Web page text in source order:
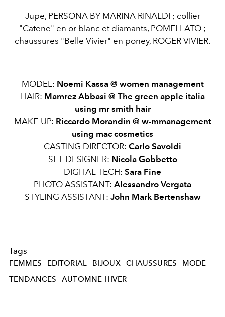
Jupe, PERSONA BY MARINA RINALDI ; collier
"Catene" en or blanc et diamants, POMELLATO ;
chaussures "Belle Vivier" en poney, ROGER VIVIER.
MODEL: Noemi Kassa @ women management
HAIR: Mamrez Abbasi @ The green apple italia
using mr smith hair
MAKE-UP: Riccardo Morandin @ w-mmanagement
using mac cosmetics
CASTING DIRECTOR: Carlo Savoldi
SET DESIGNER: Nicola Gobbetto
DIGITAL TECH: Sara Fine
PHOTO ASSISTANT: Alessandro Vergata
STYLING ASSISTANT: John Mark Bertenshaw
Tags
FEMMES EDITORIAL BIJOUX CHAUSSURES
MODE
TENDANCES
AUTOMNE-HIVER